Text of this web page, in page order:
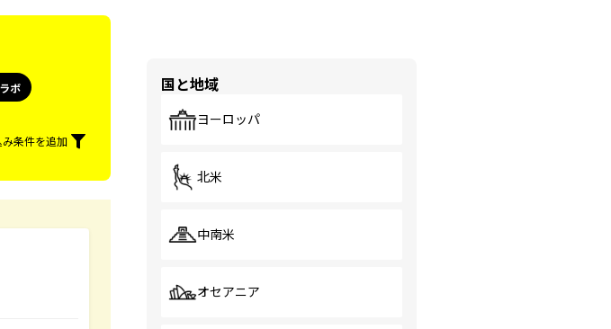
ボ
条件を追加
国と地域
ヨーロッパ
北米
中南米
オセアニア